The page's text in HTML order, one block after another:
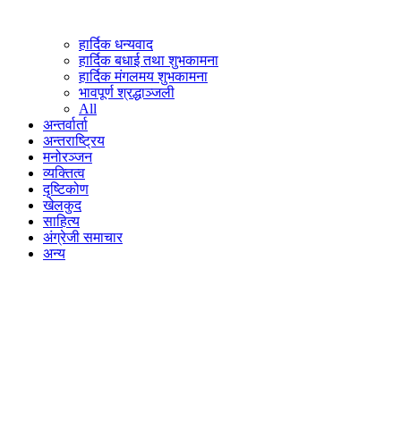
हार्दिक धन्यवाद
हार्दिक बधाई तथा शुभकामना
हार्दिक मंगलमय शुभकामना
भावपूर्ण श्रद्धाञ्जली
All
अन्तर्वार्ता
अन्तराष्ट्रिय
मनोरञ्जन
व्यक्तित्व
दृष्टिकोण
खेलकुद
साहित्य
अंग्रेजी समाचार
अन्य